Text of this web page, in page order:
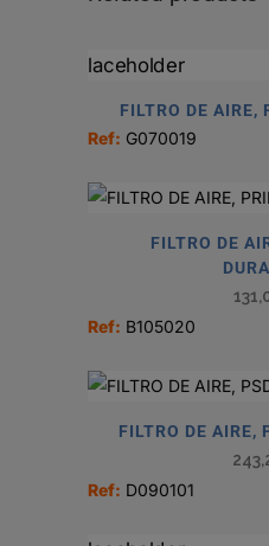
FILTRO DE AIRE,
Ref: G070019
FILTRO DE
Ref: B105020
FILTRO DE AIRE,
Ref: D090101